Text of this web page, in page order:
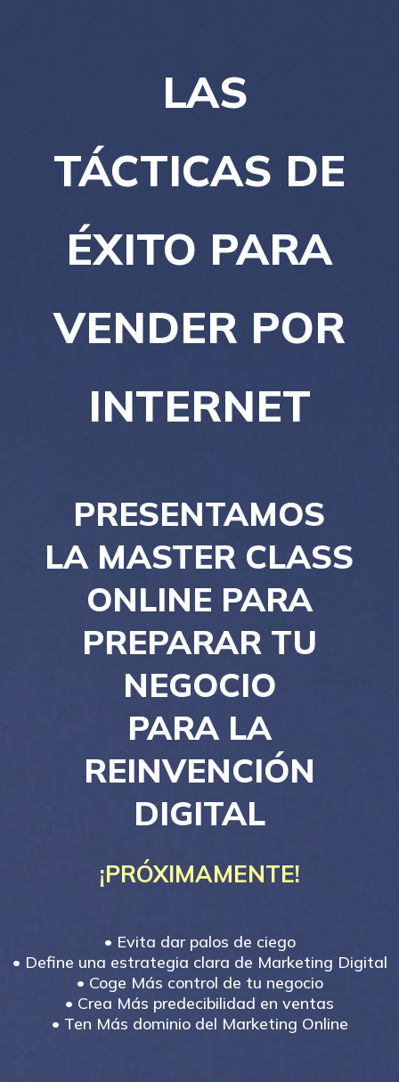
LAS
TÁCTICAS DE
ÉXITO PARA
VENDER POR
INTERNET
PRESENTAMOS
LA MASTER CLASS
ONLINE PARA
PREPARAR TU
NEGOCIO
PARA LA
REINVENCIÓN
DIGITAL
¡PRÓXIMAMENTE!
• Evita dar palos de ciego
• Define una estrategia clara de Marketing Digital
• Coge Más control de tu negocio
• Crea Más predecibilidad en ventas
• Ten Más dominio del Marketing Online